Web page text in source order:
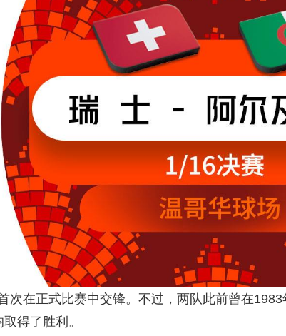
次在正式比赛中交锋。不过，两队此前曾在
得了胜利。